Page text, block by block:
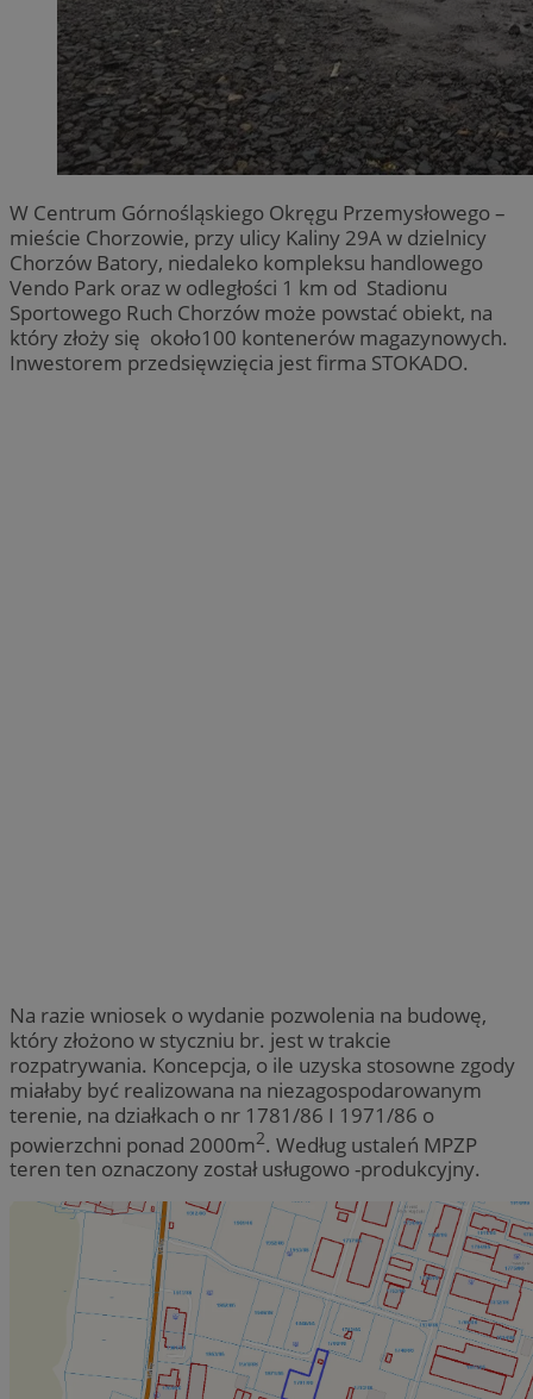
W Centrum Górnośląskiego Okręgu Przemysłowego –
mieście Chorzowie, przy ulicy Kaliny 29A w dzielnicy
Chorzów Batory, niedaleko kompleksu handlowego
Vendo Park oraz w odległości 1 km od Stadionu
Sportowego Ruch Chorzów może powstać obiekt, na
który złoży się około100 kontenerów magazynowych.
Inwestorem przedsięwzięcia jest firma STOKADO.
Na razie wniosek o wydanie pozwolenia na budowę,
który złożono w styczniu br. jest w trakcie
rozpatrywania. Koncepcja, o ile uzyska stosowne zgody
miałaby być realizowana na niezagospodarowanym
terenie, na działkach o nr 1781/86 I 1971/86 o
powierzchni ponad 2000m2. Według ustaleń MPZP
teren ten oznaczony został usługowo -produkcyjny.